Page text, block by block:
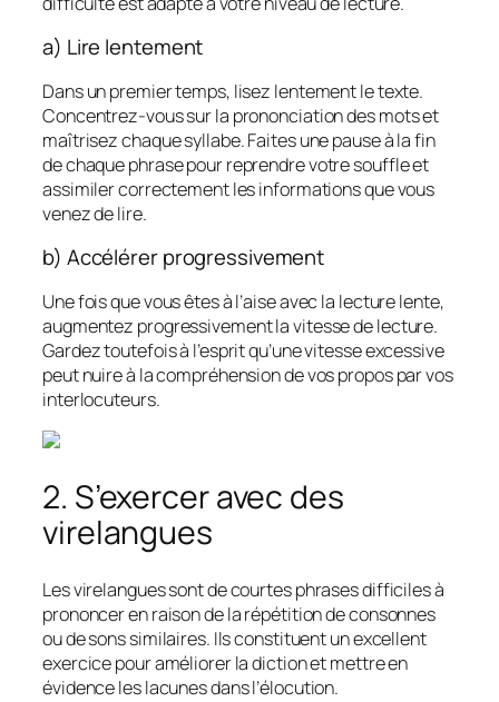
a) Lire lentement
Dans un premier temps, lisez lentement le texte.
Concentrez-vous sur la prononciation des mots et
maîtrisez chaque syllabe. Faites une pause à la fin
de chaque phrase pour reprendre votre souffle et
assimiler correctement les informations que vous
venez de lire.
b) Accélérer progressivement
Une fois que vous êtes à l’aise avec la lecture lente,
augmentez progressivement la vitesse de lecture.
Gardez toutefois à l’esprit qu’une vitesse excessive
peut nuire à la compréhension de vos propos par vos
interlocuteurs.
2. S’exercer avec des
virelangues
Les virelangues sont de courtes phrases difficiles à
prononcer en raison de la répétition de consonnes
ou de sons similaires. Ils constituent un excellent
exercice pour améliorer la diction et mettre en
évidence les lacunes dans l’élocution.